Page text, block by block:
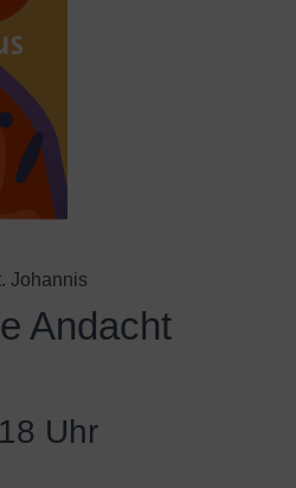
Johannis
Andacht
Uhr